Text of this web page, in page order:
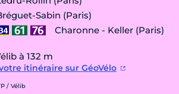
Sabin (Paris)
Charonne - Keller (Paris)
à 132 m
itinéraire sur GéoVélo
/ Vélib